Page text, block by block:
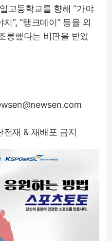
고등학교를 향해 “가야
”, “탱크데이” 등을 외
롱했다는 비판을 받았
재 & 재배포 금지